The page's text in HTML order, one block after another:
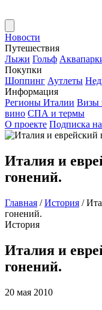
Новости
Путешествия
Лыжи Гольф
Покупки
Шоппинг Аутлеты
Информация
Регионы Италии Визы
вино СПА и термы
О проекте Подписка
Италия и
гонений.
Главная / История /
гонений.
История
Италия и
гонений.
20 мая 2010